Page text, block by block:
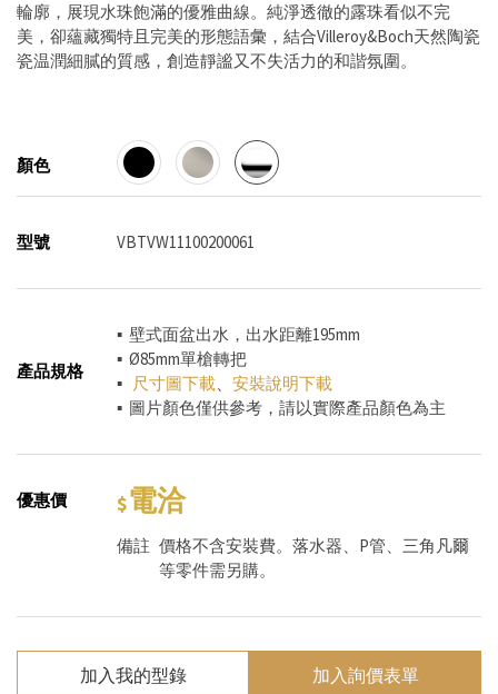
輪廓，展現水珠飽滿的優雅曲線。純淨透徹的露珠看似不完
美，卻蘊藏獨特且完美的形態語彙，結合Villeroy&Boch天然陶瓷
瓷温潤細膩的質感，創造靜謐又不失活力的和諧氛圍。
顏色
型號 VBTVW11100200061
產品規格
▪ 壁式面盆出水，出水距離195mm
▪ Ø85mm單槍轉把
▪ 尺寸圖下載、 安裝說明下載
▪ 圖片顏色僅供參考，請以實際產品顏色為主
優惠價 電洽
備註 價格不含安裝費。落水器、P管、三角凡爾
等零件需另購。
加入我的型錄 加入詢價表單